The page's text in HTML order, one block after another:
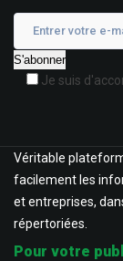
Je suis
Véritable
facilement les
et entreprises,
répertoriées.
Pour votre